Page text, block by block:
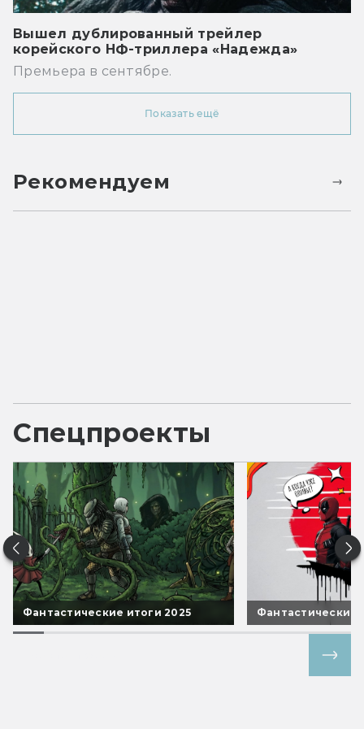
Вышел дублированный трейлер
корейского НФ-триллера «Надежда»
Премьера в сентябре.
Показать ещё
Рекомендуем
Спецпроекты
Фантастические итоги 2025 Фантастические